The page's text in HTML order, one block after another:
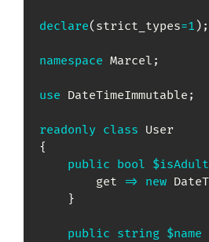
declare( strict_types=1 ) ;
namespace Marcel ;
use DateTimeImmutable ;
readonly class User
{
public bool $isAdult
        get
=> new
}
public string $name